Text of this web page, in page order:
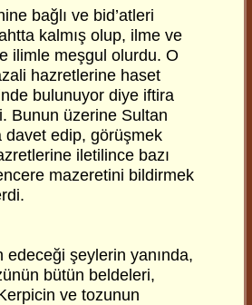
bağlı ve bid’atleri
kalmış olup, ilme ve
ilimle meşgul olurdu. O
hazretlerine haset
bulunuyor diye iftira
Bunun üzerine Sultan
davet edip, görüşmek
iletilince bazı
mazeretini bildirmek
edeceği şeylerin yanında,
bütün beldeleri,
ve tozunun